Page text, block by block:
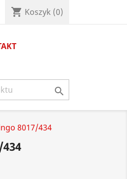
shopping_cart Koszyk (0)

8017/434